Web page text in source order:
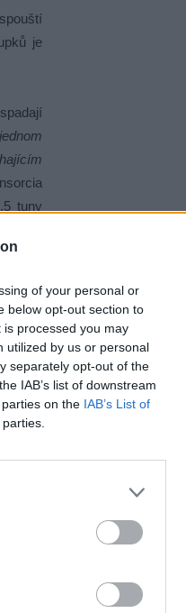
of your personal or
below opt-out section to
processed you may
utilized by us or personal
separately opt-out of the
IAB’s list of downstream
on the IAB’s List of
je
tuny